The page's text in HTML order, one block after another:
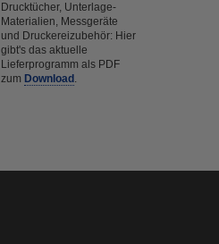
Drucktücher, Unterlage-
Materialien, Messgeräte
und Druckereizubehör: Hier
gibt's das aktuelle
Lieferprogramm als PDF
zum Download .